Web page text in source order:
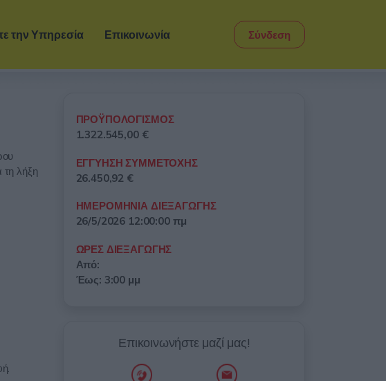
την Υπηρεσία Επικοινωνία Σύνδεση
λήξη
ΠΡΟΫΠΟΛΟΓΙΣΜΟΣ
1.322.545,00 €
ΕΓΓΥΗΣΗ ΣΥΜΜΕΤΟΧΗΣ
26.450,92 €
ΗΜΕΡΟΜΗΝΙΑ ΔΙΕΞΑΓΩΓΗΣ
26/5/2026 12:00:00 πμ
ΩΡΕΣ ΔΙΕΞΑΓΩΓΗΣ
Από:
Έως: 3:00 μμ
Επικοινωνήστε μαζί μας!